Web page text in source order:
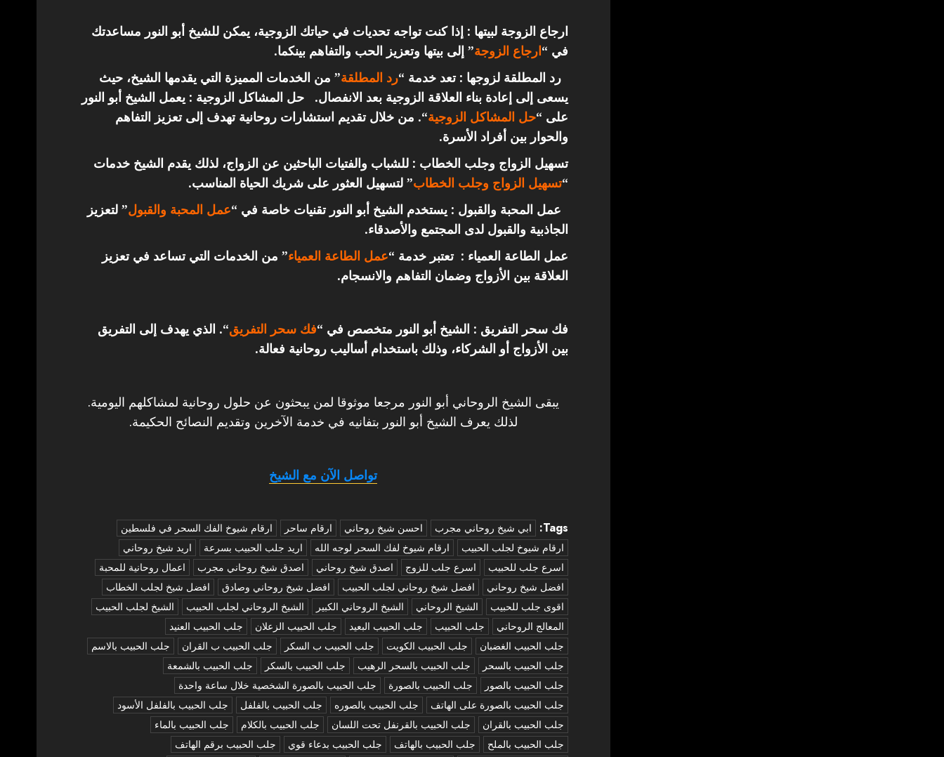
ارجاع الزوجة لبيتها : إذا كنت تواجه تحديات في حياتك الزوجية، يمكن للشيخ أبو النور مساعدتك
في “ارجاع الزوجة” إلى بيتها وتعزيز الحب والتفاهم بينكما.
رد المطلقة لزوجها : تعد خدمة “رد المطلقة” من الخدمات المميزة التي يقدمها الشيخ، حيث
يسعى إلى إعادة بناء العلاقة الزوجية بعد الانفصال.
حل المشاكل الزوجية : يعمل الشيخ أبو النور
على “حل المشاكل الزوجية“. من خلال تقديم استشارات روحانية تهدف إلى تعزيز التفاهم
والحوار بين أفراد الأسرة.
تسهيل الزواج وجلب الخطاب : للشباب والفتيات الباحثين عن الزواج، لذلك يقدم الشيخ خدمات
“تسهيل الزواج وجلب الخطاب” لتسهيل العثور على شريك الحياة المناسب.
عمل المحبة والقبول : يستخدم الشيخ أبو النور تقنيات خاصة في “عمل المحبة والقبول” لتعزيز
الجاذبية والقبول لدى المجتمع والأصدقاء.
عمل الطاعة العمياء : تعتبر خدمة “عمل الطاعة العمياء” من الخدمات التي تساعد في تعزيز
العلاقة بين الأزواج وضمان التفاهم والانسجام.
فك سحر التفريق : الشيخ أبو النور متخصص في “فك سحر التفريق“. الذي يهدف إلى التفريق
بين الأزواج أو الشركاء، وذلك باستخدام أساليب روحانية فعالة.
يبقى الشيخ الروحاني أبو النور مرجعا موثوقا لمن يبحثون عن حلول روحانية لمشاكلهم اليومية.
لذلك يعرف الشيخ أبو النور بتفانيه في خدمة الآخرين وتقديم النصائح الحكيمة.
تواصل الآن مع الشيخ
Tags: ‏ابي شيخ روحاني مجرب احسن شيخ روحاني ارقام ساحر
ارقام شيوخ الفك السحر في فلسطين
ارقام شيوخ لجلب الحبيب
ارقام شيوخ لفك السحر لوجه الله اريد جلب الحبيب بسرعة
اريد شيخ روحاني
اسرع جلب للحبيب
اسرع جلب للزوج اصدق شيخ روحاني اصدق شيخ روحاني مجرب
اعمال روحانية للمحبة
افضل شيخ روحاني
افضل شيخ روحاني لجلب الحبيب افضل شيخ روحاني وصادق
افضل شيخ لجلب الخطاب
اقوى جلب للحبيب
الشيخ الروحاني الشيخ الروحاني الكبير الشيخ الروحاني لجلب الحبيب
الشيخ لجلب الحبيب
المعالج الروحاني
جلب الحبيب جلب الحبيب البعيد جلب الحبيب الزعلان
جلب الحبيب العنيد
جلب الحبيب الغضبان
جلب الحبيب الكويت جلب الحبيب ب السكر جلب الحبيب ب القران
جلب الحبيب بالاسم
جلب الحبيب بالسحر
جلب الحبيب بالسحر الرهيب جلب الحبيب بالسكر
جلب الحبيب بالشمعة
جلب الحبيب بالصور
جلب الحبيب بالصورة
جلب الحبيب بالصورة الشخصية خلال ساعة واحدة
جلب الحبيب بالصورة على الهاتف
جلب الحبيب بالصوره جلب الحبيب بالفلفل
جلب الحبيب بالفلفل الأسود
جلب الحبيب بالقران
جلب الحبيب بالقرنفل تحت اللسان جلب الحبيب بالكلام
جلب الحبيب بالماء
جلب الحبيب بالملح
جلب الحبيب بالهاتف جلب الحبيب بدعاء قوي
جلب الحبيب برقم الهاتف